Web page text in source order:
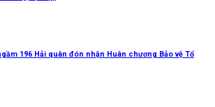
196 Hải quân đón nhận Huân chương Bảo vệ Tổ